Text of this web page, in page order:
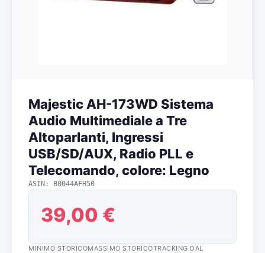
Majestic AH-173WD Sistema
Audio Multimediale a Tre
Altoparlanti, Ingressi
USB/SD/AUX, Radio PLL e
Telecomando, colore: Legno
ASIN: B0044AFH50
39,00 €
MINIMO STORICOMASSIMO STORICOTRACKING DAL